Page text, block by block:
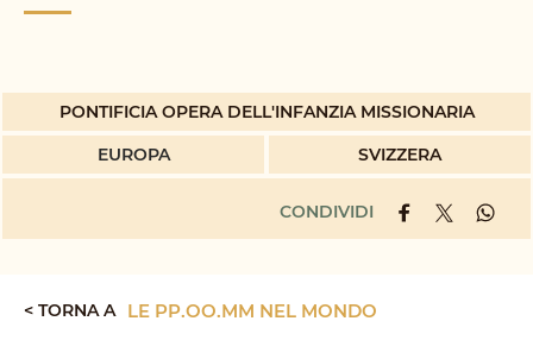
PONTIFICIA OPERA DELL'INFANZIA MISSIONARIA
EUROPA
SVIZZERA
CONDIVIDI
< TORNA A LE PP.OO.MM NEL MONDO